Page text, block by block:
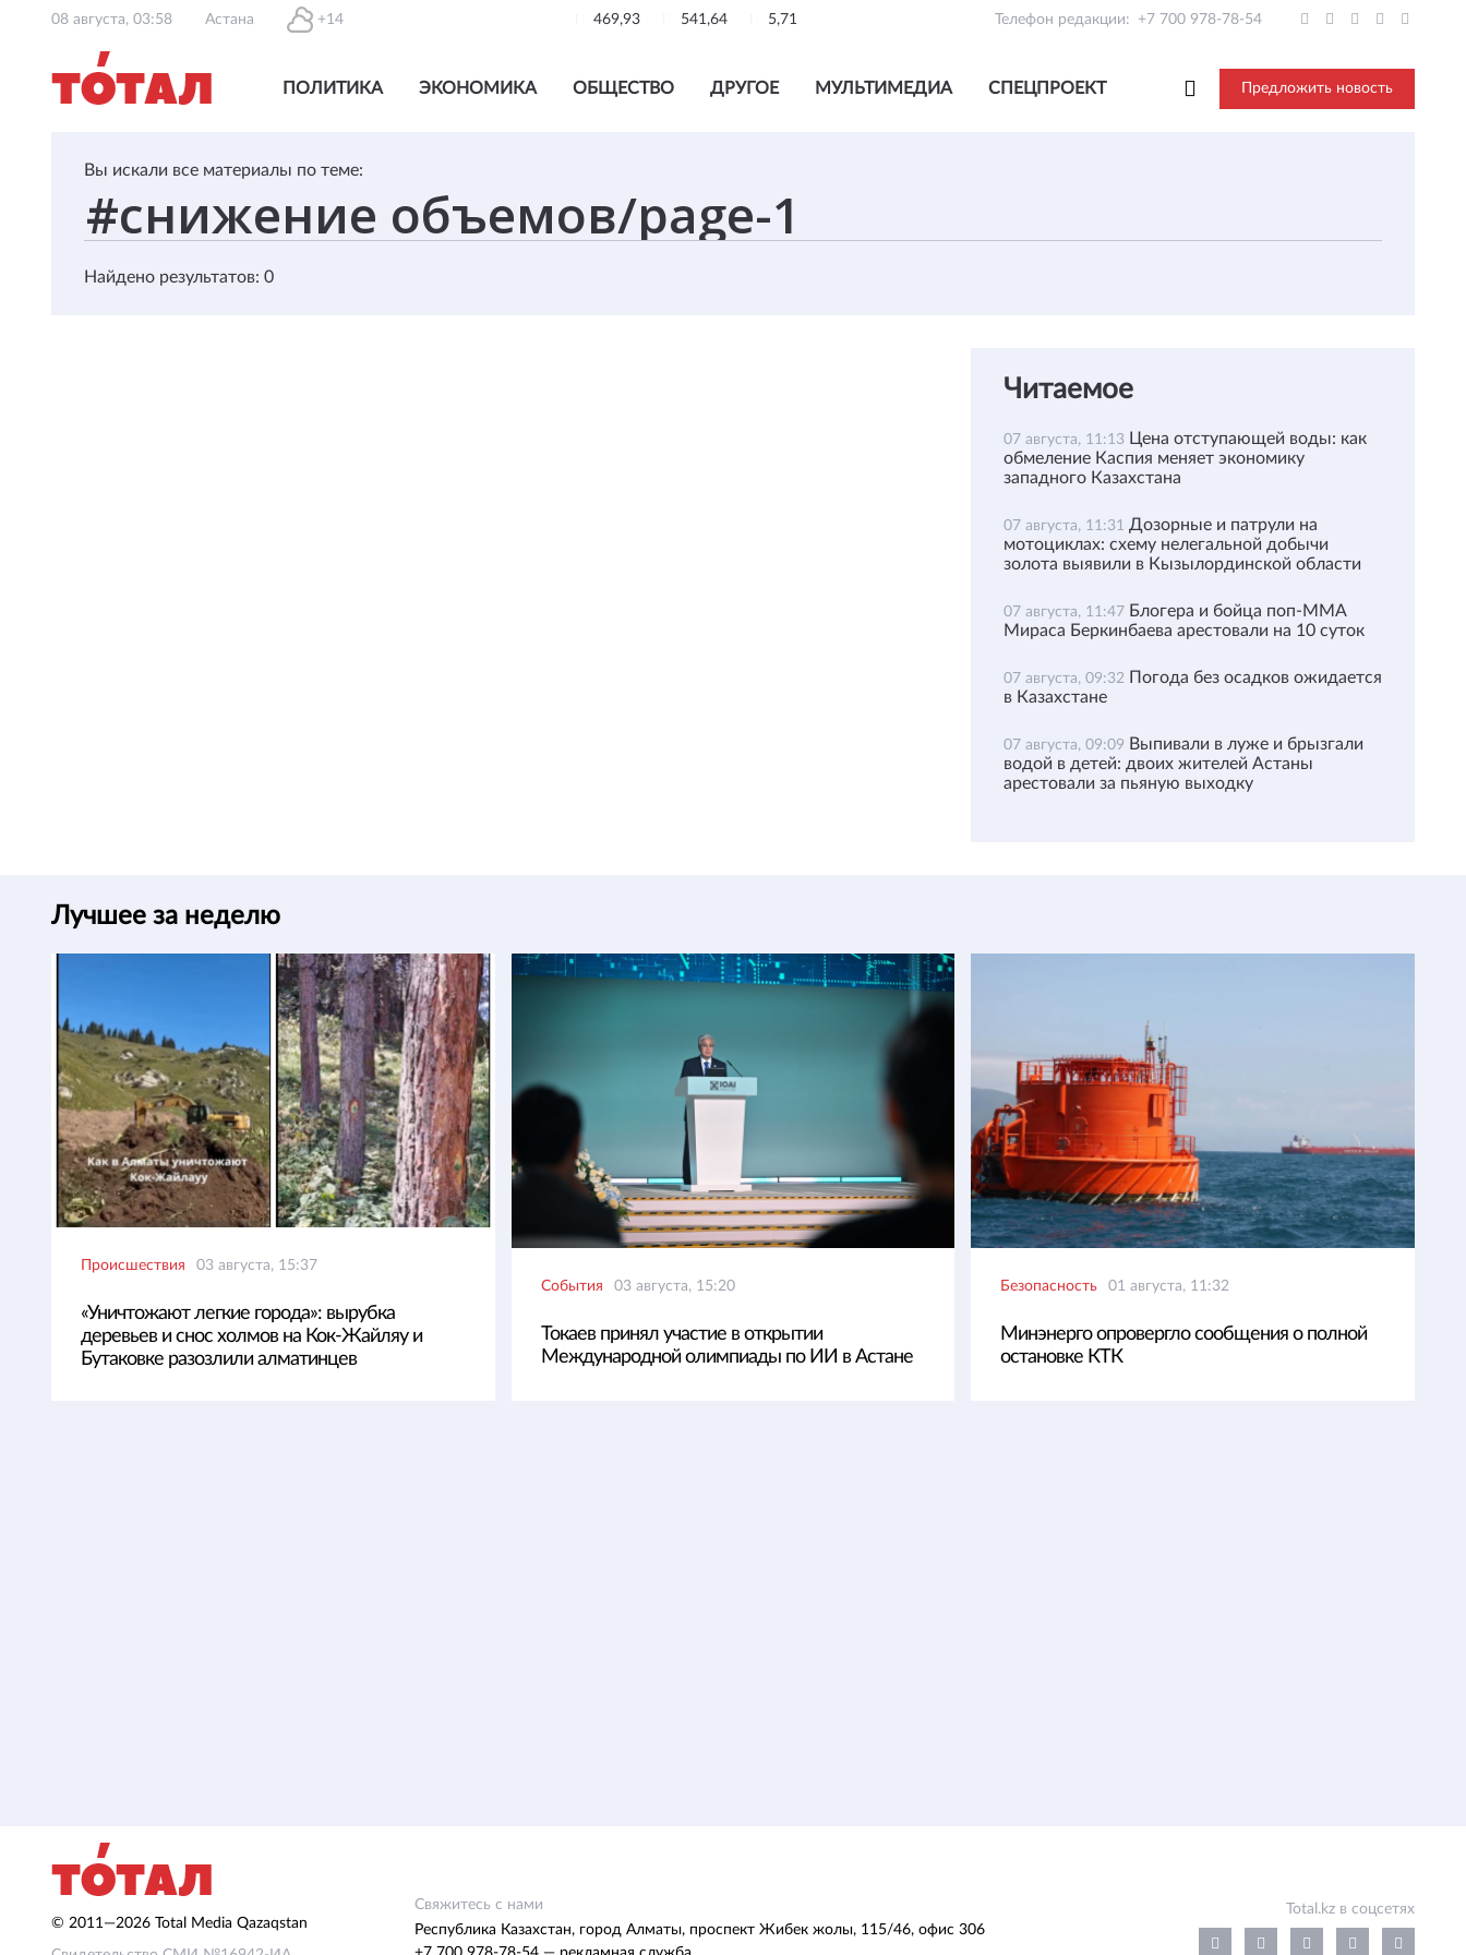
08 августа, 03:58 Астана +14 469,93 541,64 5,71 Телефон редакции: +7 700 978-78-54
ПОЛИТИКА ЭКОНОМИКА ОБЩЕСТВО ДРУГОЕ МУЛЬТИМЕДИА СПЕЦПРОЕКТ Предложить новость
Вы искали все материалы по теме:
Найдено результатов: 0
Читаемое
07 августа, 11:13 Цена отступающей воды: как
обмеление Каспия меняет экономику
западного Казахстана
07 августа, 11:31 Дозорные и патрули на
мотоциклах: схему нелегальной добычи
золота выявили в Кызылординской области
07 августа, 11:47 Блогера и бойца поп-ММА
Мираса Беркинбаева арестовали на 10 суток
07 августа, 09:32 Погода без осадков ожидается
в Казахстане
07 августа, 09:09 Выпивали в луже и брызгали
водой в детей: двоих жителей Астаны
арестовали за пьяную выходку
Лучшее за неделю
Происшествия 03 августа, 15:37
«Уничтожают легкие города»: вырубка
деревьев и снос холмов на Кок-Жайляу и
Бутаковке разозлили алматинцев
События 03 августа, 15:20
Токаев принял участие в открытии
Международной олимпиады по ИИ в Астане
Безопасность 01 августа, 11:32
Минэнерго опровергло сообщения о полной
остановке КТК
© 2011—2026 Total Media Qazaqstan
Свяжитесь с нами
Республика Казахстан, город Алматы, проспект Жибек жолы, 115/46, офис 306
Total.kz в соцсетях